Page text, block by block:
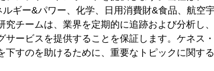
ギー&パワー、化学、日用消費財&食品、航空
究チームは、業界を定期的に追跡および分析し
サービスを提供することを保証します。ケネス
下すのを助けるために、重要なトピックに関す